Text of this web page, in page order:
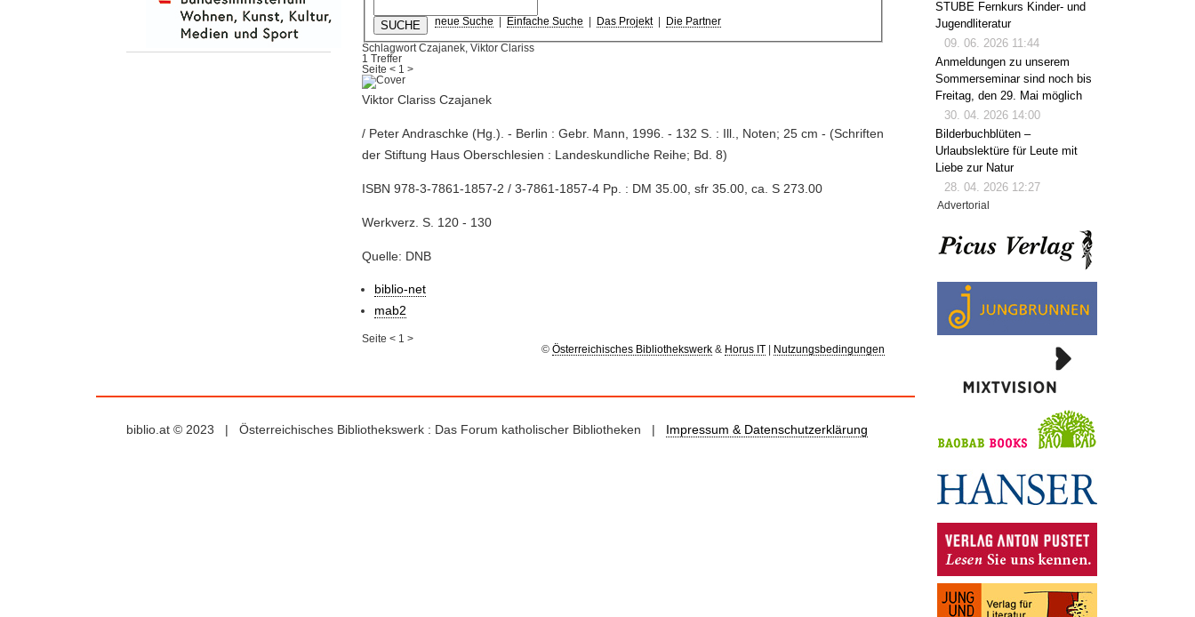
neue Suche Einfache Suche Das Projekt| Die Partner
Schlagwort Czajanek, Viktor Clariss
1 Treffer
Seite< 1 >
Viktor Clariss Czajanek
/ Peter Andraschke (Hg.). - Berlin : Gebr. Mann, 1996. - 132 S. : Ill., Noten; 25 cm - (Schriften
der Stiftung Haus Oberschlesien : Landeskundliche Reihe; Bd. 8)
ISBN 978-3-7861-1857-2 / 3-7861-1857-4 Pp. : DM 35.00, sfr 35.00, ca. S 273.00
Werkverz. S. 120 - 130
Quelle: DNB
biblio-net
mab2
Seite< 1 >
© Österreichisches Bibliothekswerk& Horus IT| Nutzungsbedingungen
biblio.at © 2023 | Österreichisches Bibliothekswerk : Das Forum katholischer Bibliotheken | Impressum & Datenschutzerklärung
STUBE Fernkurs Kinder- und
Jugendliteratur
09. 06. 2026 11:44
Anmeldungen zu unserem
Sommerseminar sind noch bis
Freitag, den 29. Mai möglich
30. 04. 2026 14:00
Bilderbuchblüten –
Urlaubslektüre für Leute mit
Liebe zur Natur
28. 04. 2026 12:27
Advertorial